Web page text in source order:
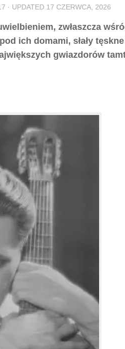
· UPDATED 17 CZERWCA, 2026
zwłaszcza
ich domami, słały
gwiazdorów